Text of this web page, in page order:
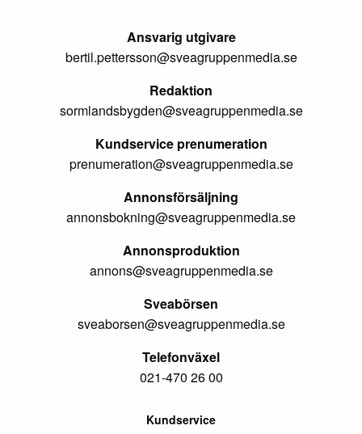
Ansvarig utgivare
bertil.pettersson@sveagruppenmedia.se
Redaktion
sormlandsbygden@sveagruppenmedia.se
Kundservice prenumeration
prenumeration@sveagruppenmedia.se
Annonsförsäljning
annonsbokning@sveagruppenmedia.se
Annonsproduktion
annons@sveagruppenmedia.se
Sveabörsen
sveaborsen@sveagruppenmedia.se
Telefonväxel
021-470 26 00
Kundservice